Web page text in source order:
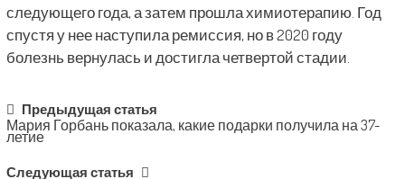
следующего года, а затем прошла химиотерапию. Год
спустя у нее наступила ремиссия, но в 2020 году
болезнь вернулась и достигла четвертой стадии.
Post
navigation
Предыдущая статья
Мария Горбань показала, какие подарки получила на 37-
летие
Следующая статья